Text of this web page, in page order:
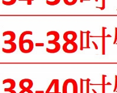
「AFTEE先享後付」，若未經同意
任。
４．使用「AFTEE先享後付」時
即時審查核予不同之上限額度；若
結果請求用戶進行身份認證。
動。
每筆NT$70，滿NT$699(含以
離島-郵局寄送
每筆NT$90，滿NT$699(含以